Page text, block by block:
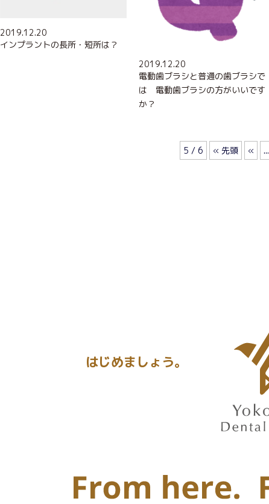
2019.12.20
インプラントの長所・短所は？
2019.12.20
電動歯ブラシと普通の歯ブラシで
は 電動歯ブラシの方がいいです
か？
5 / 6 « 先頭 « ...
はじめましょう。